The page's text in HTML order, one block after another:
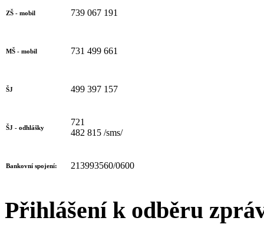
ZŠ - mobil 739 067 191
MŠ - mobil 731 499 661
ŠJ 499 397 157
ŠJ - odhlášky
721
482 815 /sms/
Bankovní spojení: 213993560/0600
Přihlášení k odběru